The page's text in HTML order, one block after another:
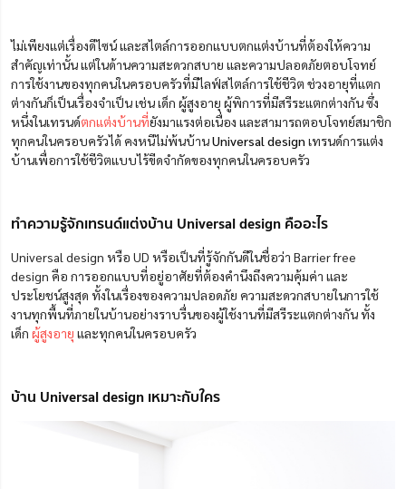
ไม่เพียงแต่เรื่องดีไซน์ และสไตล์การออกแบบตกแต่งบ้านที่ต้องให้ความ
สำคัญเท่านั้น แต่ในด้านความสะดวกสบาย และความปลอดภัยตอบโจทย์
การใช้งานของทุกคนในครอบครัวที่มีไลฟ์สไตล์การใช้ชีวิต ช่วงอายุที่แตก
ต่างกันก็เป็นเรื่องจำเป็น เช่น เด็ก ผู้สูงอายุ ผู้พิการที่มีสรีระแตกต่างกัน ซึ่ง
หนึ่งในเทรนด์ตกแต่งบ้านที่ยังมาแรงต่อเนื่อง และสามารถตอบโจทย์สมาชิก
ทุกคนในครอบครัวได้ คงหนีไม่พ้นบ้านUniversal design เทรนด์การแต่ง
บ้านเพื่อการใช้ชีวิตแบบไร้ขีดจำกัดของทุกคนในครอบครัว
ทำความรู้จักเทรนด์แต่งบ้าน Universal design คืออะไร
Universal design หรือ UD หรือเป็นที่รู้จักกันดีในชื่อว่า Barrier free
design คือ การออกแบบที่อยู่อาศัยที่ต้องคำนึงถึงความคุ้มค่า และ
ประโยชน์สูงสุด ทั้งในเรื่องของความปลอดภัย ความสะดวกสบายในการใช้
งานทุกพื้นที่ภายในบ้านอย่างราบรื่นของผู้ใช้งานที่มีสรีระแตกต่างกัน ทั้ง
เด็ก ผู้สูงอายุ และทุกคนในครอบครัว
บ้าน Universal design เหมาะกับใคร